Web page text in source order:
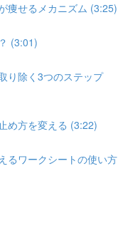
痩せるメカニズム (3:25)
(3:01)
り除く3つのステップ
め方を変える (3:22)
るワークシートの使い方